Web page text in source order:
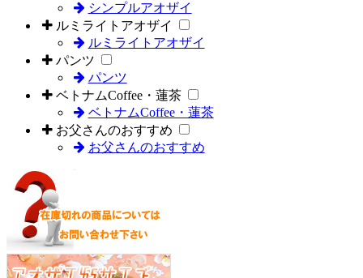
シンプルアオザイ
ルミライトアオザイ
ルミライトアオザイ
パンツ
パンツ
ベトナムCoffee・蓮茶
ベトナムCoffee・蓮茶
お父さんのおすすめ
お父さんのおすすめ